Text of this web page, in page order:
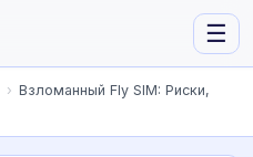
☰
› Взломанный Fly SIM: Риски,